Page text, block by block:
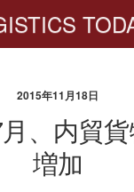
2015年11月18日
、内貿
増加